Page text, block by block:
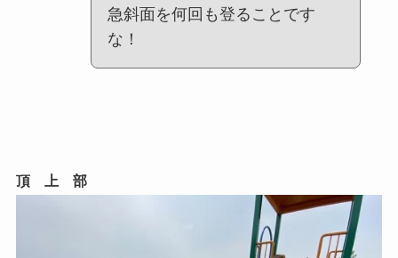
急斜面を何回も登ることです
な！
頂 上 部